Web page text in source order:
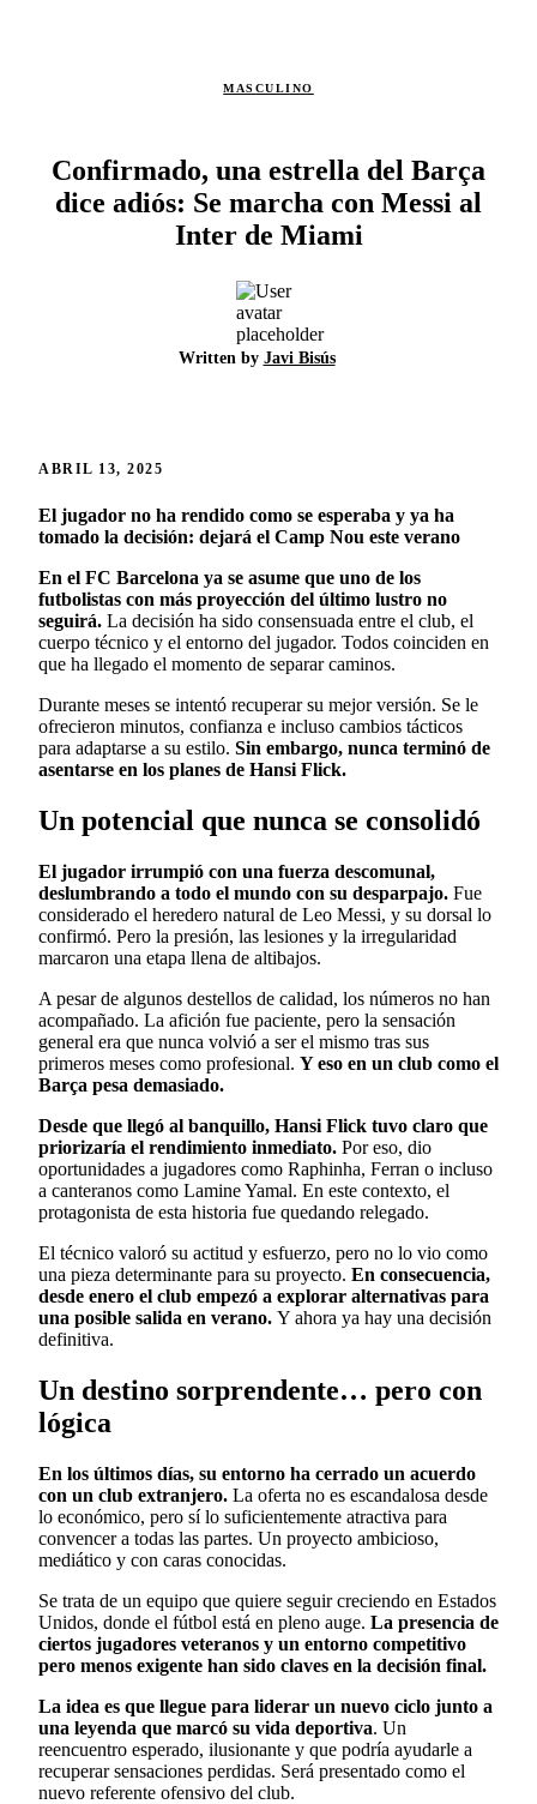
MASCULINO
Confirmado, una estrella del Barça
dice adiós: Se marcha con Messi al
Inter de Miami
Written by Javi Bisús
ABRIL 13, 2025
El jugador no ha rendido como se esperaba y ya ha
tomado la decisión: dejará el Camp Nou este verano
En el FC Barcelona ya se asume que uno de los
futbolistas con más proyección del último lustro no
seguirá. La decisión ha sido consensuada entre el club, el
cuerpo técnico y el entorno del jugador. Todos coinciden en
que ha llegado el momento de separar caminos.
Durante meses se intentó recuperar su mejor versión. Se le
ofrecieron minutos, confianza e incluso cambios tácticos
para adaptarse a su estilo. Sin embargo, nunca terminó de
asentarse en los planes de Hansi Flick.
Un potencial que nunca se consolidó
El jugador irrumpió con una fuerza descomunal,
deslumbrando a todo el mundo con su desparpajo. Fue
considerado el heredero natural de Leo Messi, y su dorsal lo
confirmó. Pero la presión, las lesiones y la irregularidad
marcaron una etapa llena de altibajos.
A pesar de algunos destellos de calidad, los números no han
acompañado. La afición fue paciente, pero la sensación
general era que nunca volvió a ser el mismo tras sus
primeros meses como profesional. Y eso en un club como el
Barça pesa demasiado.
Desde que llegó al banquillo, Hansi Flick tuvo claro que
priorizaría el rendimiento inmediato. Por eso, dio
oportunidades a jugadores como Raphinha, Ferran o incluso
a canteranos como Lamine Yamal. En este contexto, el
protagonista de esta historia fue quedando relegado.
El técnico valoró su actitud y esfuerzo, pero no lo vio como
una pieza determinante para su proyecto. En consecuencia,
desde enero el club empezó a explorar alternativas para
una posible salida en verano. Y ahora ya hay una decisión
definitiva.
Un destino sorprendente… pero con
lógica
En los últimos días, su entorno ha cerrado un acuerdo
con un club extranjero. La oferta no es escandalosa desde
lo económico, pero sí lo suficientemente atractiva para
convencer a todas las partes. Un proyecto ambicioso,
mediático y con caras conocidas.
Se trata de un equipo que quiere seguir creciendo en Estados
Unidos, donde el fútbol está en pleno auge. La presencia de
ciertos jugadores veteranos y un entorno competitivo
pero menos exigente han sido claves en la decisión final.
La idea es que llegue para liderar un nuevo ciclo junto a
una leyenda que marcó su vida deportiva. Un
reencuentro esperado, ilusionante y que podría ayudarle a
recuperar sensaciones perdidas. Será presentado como el
nuevo referente ofensivo del club.